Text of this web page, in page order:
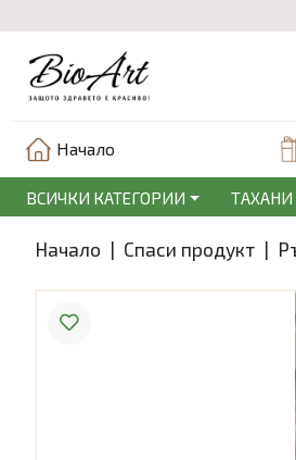
Начало
ВСИЧКИ КАТЕГОРИИ ТАХАНИ
Начало | Спаси продукт |